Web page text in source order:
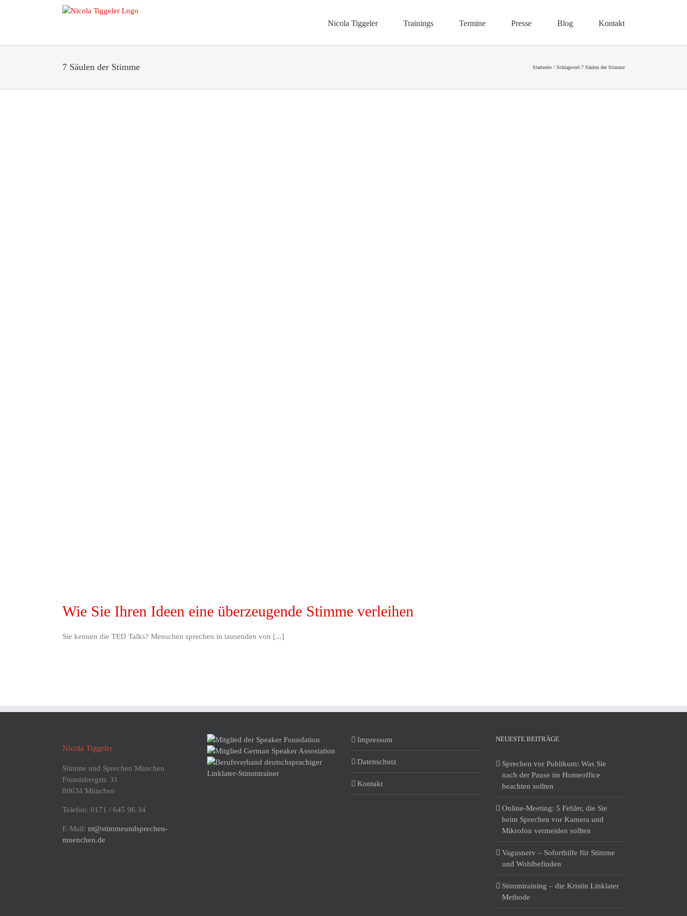
Nicola Tiggeler Trainings Termine Presse Blog Kontakt
7 Säulen der Stimme Startseite Schlagwort:7 Säulen der Stimme
Wie Sie Ihren Ideen eine überzeugende Stimme verleihen
Sie kennen die TED Talks? Menschen sprechen in tausenden von [...]
Nicola Tiggeler
Stimme und Sprechen München
Frundsbergstr. 31
80634 München
Telefon: 0171 / 645 96 34
E-Mail: nt@stimmeundsprechen-
muenchen.de
Impressum
Datenschutz
Kontakt
NEUESTE BEITRÄGE
Sprechen vor Publikum: Was Sie
nach der Pause im Homeoffice
beachten sollten
Online-Meeting: 5 Fehler, die Sie
beim Sprechen vor Kamera und
Mikrofon vermeiden sollten
Vagusnerv – Soforthilfe für Stimme
und Wohlbefinden
Stimmtraining – die Kristin Linklater
Methode